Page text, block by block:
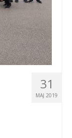
31
MAJ 2019